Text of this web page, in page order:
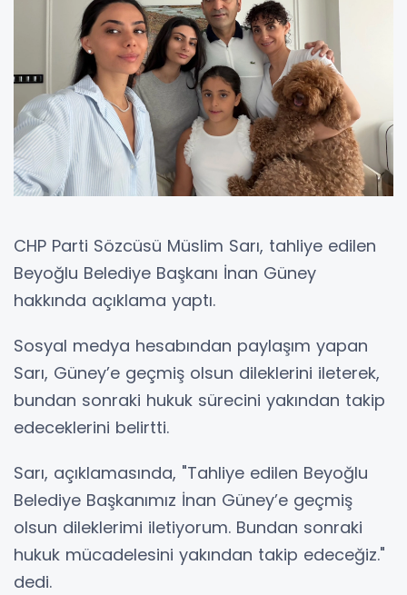
CHP Parti Sözcüsü Müslim Sarı, tahliye edilen
Beyoğlu Belediye Başkanı İnan Güney
hakkında açıklama yaptı.
Sosyal medya hesabından paylaşım yapan
Sarı, Güney’e geçmiş olsun dileklerini ileterek,
bundan sonraki hukuk sürecini yakından takip
edeceklerini belirtti.
Sarı, açıklamasında, "Tahliye edilen Beyoğlu
Belediye Başkanımız İnan Güney’e geçmiş
olsun dileklerimi iletiyorum. Bundan sonraki
hukuk mücadelesini yakından takip edeceğiz."
dedi.